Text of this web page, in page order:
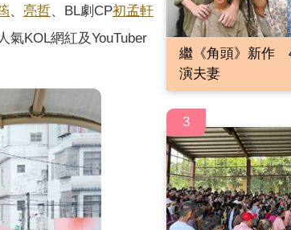
、 亮哲、BL劇CP初孟軒
氣KOL網紅及YouTuber
繼《角頭》新作
演夫妻
3